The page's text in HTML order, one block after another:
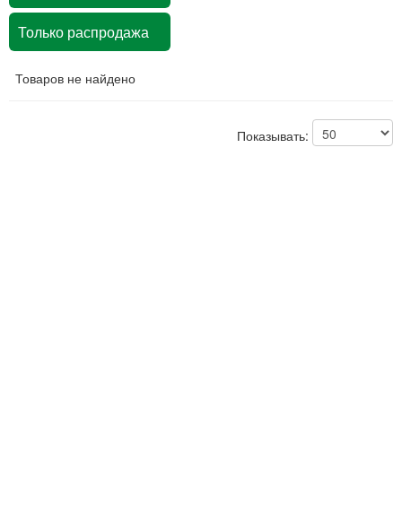
Только распродажа
Товаров не найдено
Показывать: